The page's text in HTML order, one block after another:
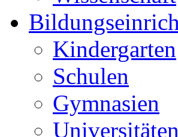
Kindergarten
Schulen
Gymnasien
Universitäten